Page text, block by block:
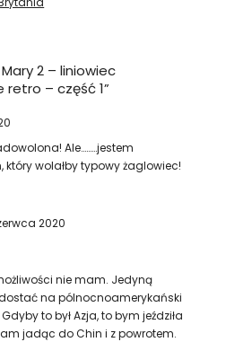
2 – liniowiec
retro – część 1”
Ale………jestem
wolałby typowy żaglowiec!
2020
nie mam. Jedyną
na pólnocnoamerykański
to był Azja, to bym jeździła
jadąc do Chin i z powrotem.